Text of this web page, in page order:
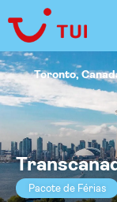
Pacote de Férias
Toronto,